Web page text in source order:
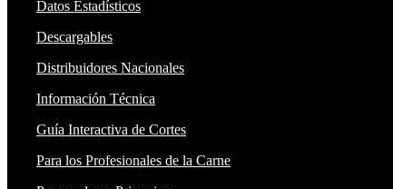
Datos Estadísticos
Descargables
Distribuidores Nacionales
Información Técnica
Guía Interactiva de Cortes
Para los Profesionales de la Carne